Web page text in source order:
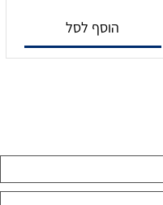
הוסף לסל